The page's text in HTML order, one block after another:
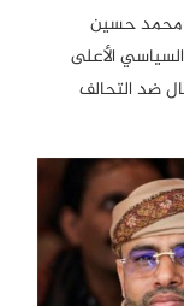
محمد حسين
الأعلى
ضد التحالف